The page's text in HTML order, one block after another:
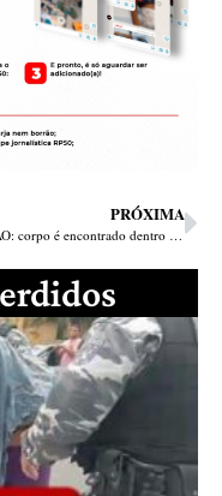
PRÓXIMA
1º MÃO: corpo é encontrado dentro de fossa no residencial Francisca Trindade